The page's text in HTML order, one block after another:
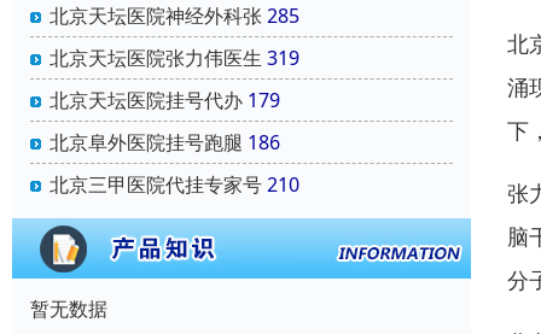
北京天坛医院神经外科张 285
北京天坛医院张力伟医生 319
北京天坛医院挂号代办 179
北京阜外医院挂号跑腿 186
北京三甲医院代挂专家号210
暂无数据
北
涌
下
张
脑
分